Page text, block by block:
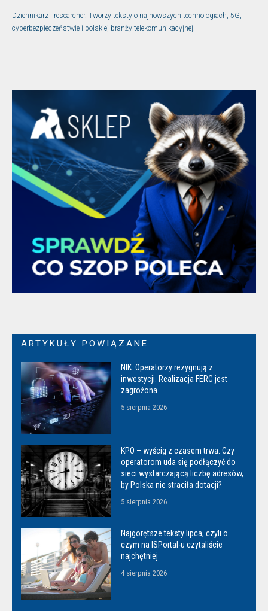
Dziennikarz i researcher. Tworzy teksty o najnowszych technologiach, 5G,
cyberbezpieczeństwie i polskiej branży telekomunikacyjnej.
ARTYKUŁY POWIĄZANE
NIK: Operatorzy rezygnują z
inwestycji. Realizacja FERC jest
zagrożona
5 sierpnia 2026
KPO – wyścig z czasem trwa. Czy
operatorom uda się podłączyć do
sieci wystarczającą liczbę adresów,
by Polska nie straciła dotacji?
5 sierpnia 2026
Najgorętsze teksty lipca, czyli o
czym na ISPortal-u czytaliście
najchętniej
4 sierpnia 2026